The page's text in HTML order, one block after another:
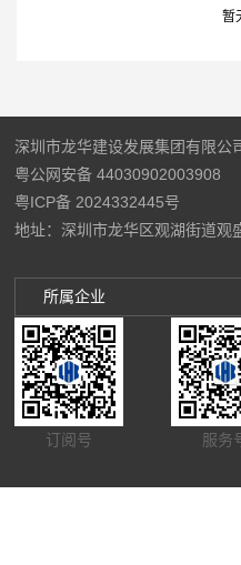
暂
深圳市龙华建设发展集团有限公
粤公网安备 44030902003908
粤ICP备 2024332445号
地址：深圳市龙华区观湖街道观
所属企业
订阅号 服务